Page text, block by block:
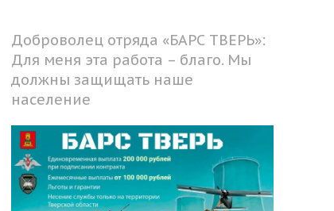
Доброволец отряда «БАРС ТВЕРЬ»:
Для меня эта работа – благо. Мы
должны защищать наше
население